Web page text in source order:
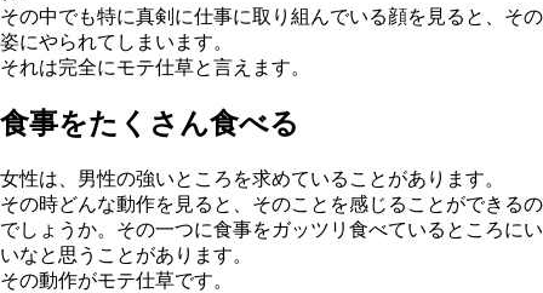
その中でも特に真剣に仕事に取り組んでいる顔を見ると、その
姿にやられてしまいます。
それは完全にモテ仕草と言えます。
食事をたくさん食べる
女性は、男性の強いところを求めていることがあります。
その時どんな動作を見ると、そのことを感じることができるの
でしょうか。その一つに食事をガッツリ食べているところにい
いなと思うことがあります。
その動作がモテ仕草です。